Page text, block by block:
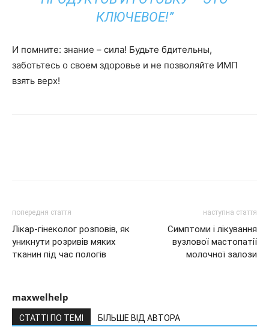
КЛЮЧЕВОЕ!”
И помните: знание – сила! Будьте бдительны,
заботьтесь о своем здоровье и не позволяйте ИМП
взять верх!
попередня стаття
Лікар-гінеколог розповів, як
уникнути розривів мяких
тканин під час пологів
наступна стаття
Симптоми і лікування
вузлової мастопатії
молочної залози
maxwelhelp
СТАТТІ ПО ТЕМІ БІЛЬШЕ ВІД АВТОРА